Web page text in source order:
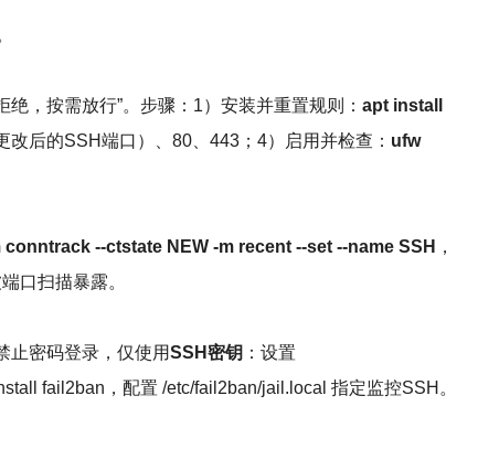
，按需放行”。步骤：1）安装并重置规则： apt install
改后的SSH端口）、80、443；4）启用并检查： ufw
--ctstate NEW -m recent --set --name SSH ，
口扫描暴露。
止密码登录，仅使用SSH密钥 ：设置
fail2ban，配置 /etc/fail2ban/jail.local 指定监控SSH。